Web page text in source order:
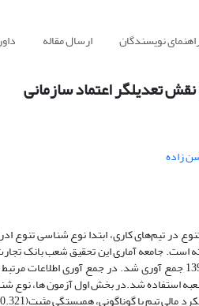
نویسندگان ارسال مقاله
تعدیلگر اعتماد سازمانی
زاده
در تیم‌های کاری، ابتدا نوع شناسی تنوع
شعبه به روش نمونه گیری تصادفی ساده در سال 1393 جمع
استفاده شد.در بخش اول آزمون ها،